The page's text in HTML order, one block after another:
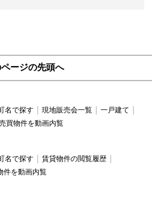
ージの先頭へ
名で探す 現地販売会一覧
一戸建て
買物件を動画内覧
名で探す
賃貸物件の閲覧履歴
件を動画内覧